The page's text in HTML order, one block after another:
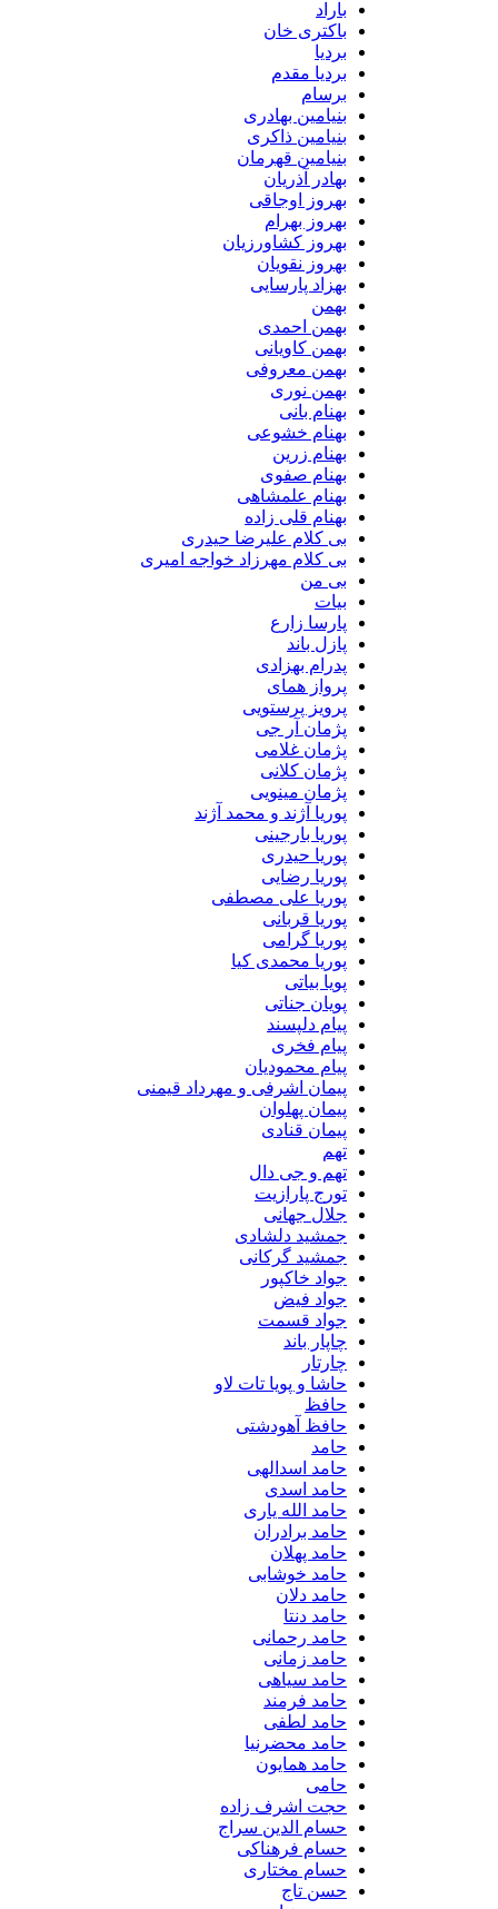
باکتری خان
بردیا مقدم
بنیامین بهادری
بنیامین ذاکری
بنیامین قهرمان
بهادر آذریان
بهروز اوجاقی
بهروز بهرام
بهروز کشاورزیان
بهروز نقویان
بهزاد پارسایی
بهمن احمدی
بهمن کاویانی
بهمن معروفی
بهمن نوری
بهنام بانی
بهنام خشوعی
بهنام زرین
بهنام صفوی
بهنام علمشاهی
بهنام قلی زاده
بی کلام علیرضا حیدری
بی کلام مهرزاد خواجه امیری
پارسا زارع
پازل باند
پدرام بهزادی
پرواز همای
پرویز پرستویی
پژمان آر جی
پژمان غلامی
پژمان کلانی
پژمان مینویی
پوریا آژند و محمد آژند
پوریا بارجینی
پوریا حیدری
پوریا رضایی
پوریا علی مصطفی
پوریا قربانی
پوریا گرامی
پوریا محمدی کیا
پویا بیاتی
پویان جناتی
پیام دلپسند
پیام فخری
پیام محمودیان
پیمان اشرفی و مهرداد قیمنی
پیمان پهلوان
پیمان قنادی
تهم و جی دال
تورج پارازیت
جلال جهانی
جمشید دلشادی
جمشید گرکانی
جواد خاکپور
جواد فیض
جواد قسمت
چاپار باند
حاشا و پویا تات لاو
حافظ آهودشتی
حامد اسدالهی
حامد اسدی
حامد الله یاری
حامد برادران
حامد پهلان
حامد خوشابی
حامد دلان
حامد دنتا
حامد رحمانی
حامد زمانی
حامد سیاهی
حامد فرمند
حامد لطفی
حامد محضرنیا
حامد همایون
حجت اشرف زاده
حسام الدین سراج
حسام فرهناکی
حسام مختاری
حسن تاج